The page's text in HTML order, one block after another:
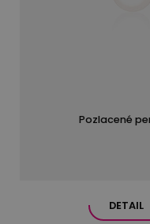
Pozlacené
DETAIL